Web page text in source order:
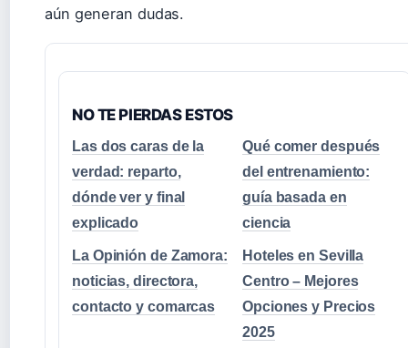
aún generan dudas.
NO TE PIERDAS ESTOS
Las dos caras de la
verdad: reparto,
dónde ver y final
explicado
Qué comer después
del entrenamiento:
guía basada en
ciencia
La Opinión de Zamora:
noticias, directora,
contacto y comarcas
Hoteles en Sevilla
Centro – Mejores
Opciones y Precios
2025